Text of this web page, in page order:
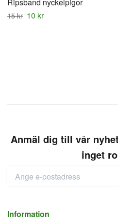
Ripsband nyckelpigor
15 kr 10 kr
Anmäl dig till vår
inget
Information